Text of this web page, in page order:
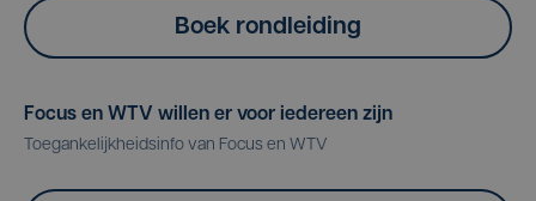
Boek rondleiding
Focus en WTV willen er voor iedereen zijn
Toegankelijkheidsinfo van Focus en WTV